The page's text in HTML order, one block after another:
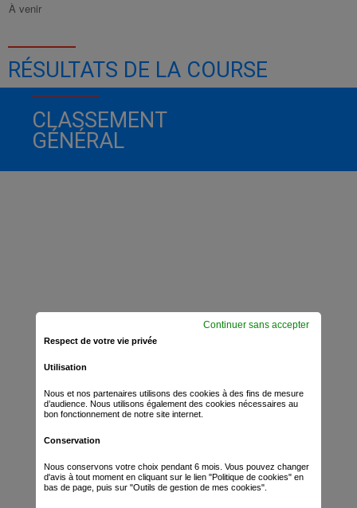
À venir
RÉSULTATS DE LA COURSE
CLASSEMENT
GÉNÉRAL
Respect de votre vie privée
Utilisation
Nous et nos partenaires utilisons des cookies à des fins de mesure
d’audience. Nous utilisons également des cookies nécessaires au
bon fonctionnement de notre site internet.
Conservation
Nous conservons votre choix pendant 6 mois. Vous pouvez changer
d'avis à tout moment en cliquant sur le lien "Politique de cookies" en
bas de page, puis sur "Outils de gestion de mes cookies".
Continuer sans accepter